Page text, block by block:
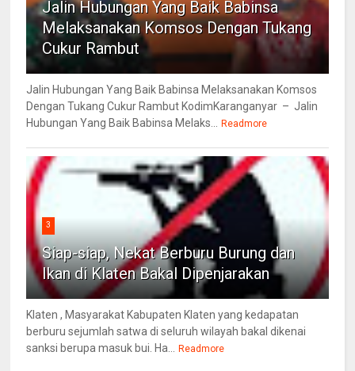
Jalin Hubungan Yang Baik Babinsa
Melaksanakan Komsos Dengan Tukang
Cukur Rambut
Jalin Hubungan Yang Baik Babinsa Melaksanakan Komsos
Dengan Tukang Cukur Rambut KodimKaranganyar – Jalin
Hubungan Yang Baik Babinsa Melaks... Readmore
3
Siap-siap, Nekat Berburu Burung dan
Ikan di Klaten Bakal Dipenjarakan
Klaten , Masyarakat Kabupaten Klaten yang kedapatan
berburu sejumlah satwa di seluruh wilayah bakal dikenai
sanksi berupa masuk bui. Ha... Readmore